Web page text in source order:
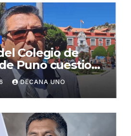
Colegio de
Puno cuestiona
sobre seguridad
DECANA UNO